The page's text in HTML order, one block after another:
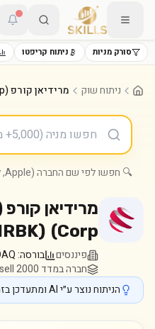
סורק מניות ניתוח קריפטו
ניתוח שוק מרידיאן קורפ (Meridian Corp) (MRBK)
🔍 חפשו לפי שם החברה (Apple, לאומי) או סימול (AAPL, LUMI.TA)
Corp)
(
פיננסים בורסה:
חברה במדד Russell 2000
הניתוח נוצר ע״י AI ומתעדכן בזמן אמת